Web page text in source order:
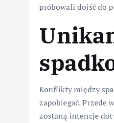
próbowali dojść do
Konflikty między
zapobiegać. Przede
zostaną intencje